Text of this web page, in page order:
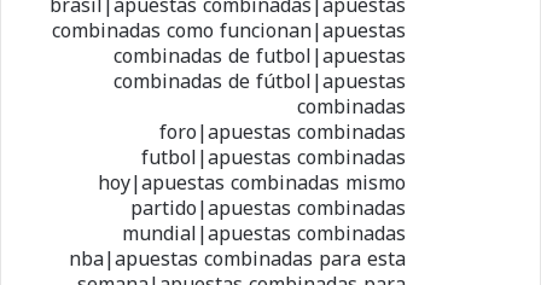
combinadas como funcionan|apuestas
combinadas de futbol|apuestas
combinadas de fútbol|apuestas
combinadas
foro|apuestas combinadas
futbol|apuestas combinadas
hoy|apuestas combinadas mismo
partido|apuestas combinadas
mundial|apuestas combinadas
nba|apuestas combinadas para esta